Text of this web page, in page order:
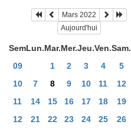
Mars 2022
Aujourd'hui
SemLun.Mar.Mer.Jeu.Ven.Sam.
09
1 2 3 4 5
10
7 8 9 10 11 12
11
14 15 16 17 18 19
12
21 22 23 24 25 26